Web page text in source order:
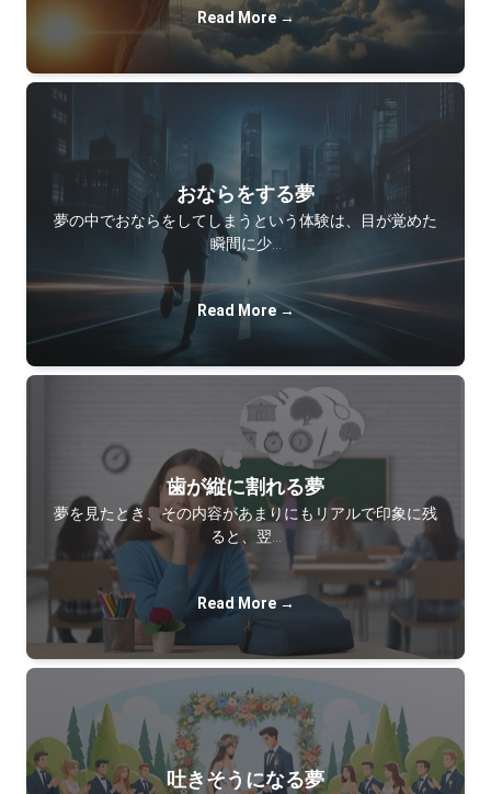
Read More →
おならをする夢
夢の中でおならをしてしまうという体験は、目が覚めた
瞬間に少…
Read More →
歯が縦に割れる夢
夢を見たとき、その内容があまりにもリアルで印象に残
ると、翌…
Read More →
吐きそうになる夢